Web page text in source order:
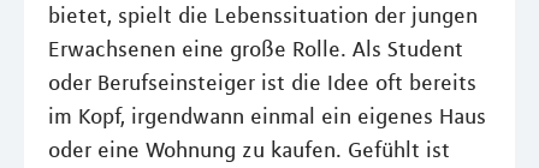
bietet, spielt die Lebenssituation der jungen
Erwachsenen eine große Rolle. Als Student
oder Berufseinsteiger ist die Idee oft bereits
im Kopf, irgendwann einmal ein eigenes Haus
oder eine Wohnung zu kaufen. Gefühlt ist